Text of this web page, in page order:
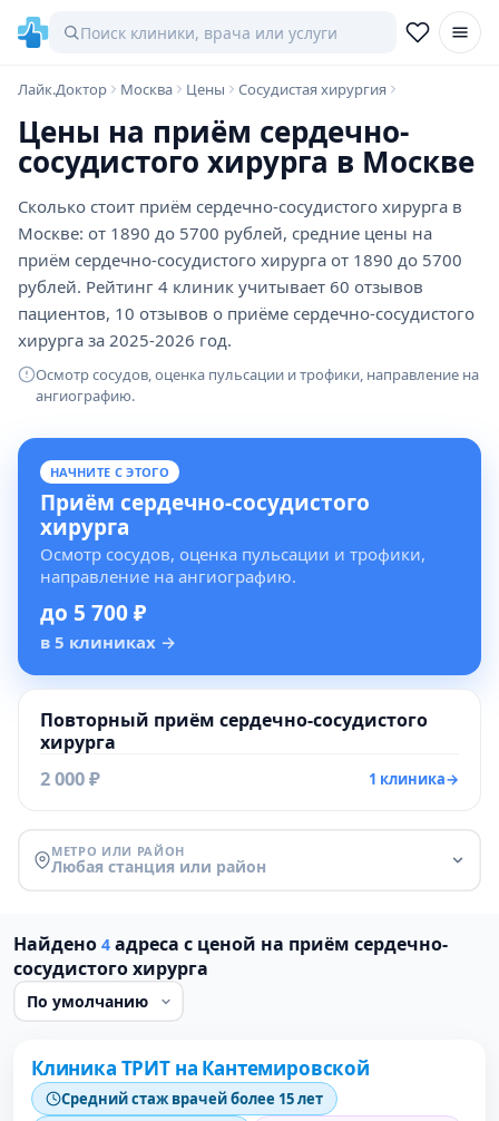
Лайк.Доктор Москва Цены Сосудистая хирургия
Цены на приём сердечно-
сосудистого хирурга в Москве
Сколько стоит приём сердечно-сосудистого хирурга в
Москве: от 1890 до 5700 рублей, средние цены на
приём сердечно-сосудистого хирурга от 1890 до 5700
рублей. Рейтинг 4 клиник учитывает 60 отзывов
пациентов, 10 отзывов о приёме сердечно-сосудистого
хирурга за 2025-2026 год.
Осмотр сосудов, оценка пульсации и трофики, направление на
ангиографию.
НАЧНИТЕ С ЭТОГО
Приём сердечно-сосудистого
хирурга
Осмотр сосудов, оценка пульсации и трофики,
направление на ангиографию.
до 5 700 ₽
в 5 клиниках →
Повторный приём сердечно-сосудистого
хирурга
2 000 ₽ 1 клиника→
МЕТРО ИЛИ РАЙОН
Любая станция или район
Найдено 4 адреса с ценой на приём сердечно-
сосудистого хирурга
Проверено давно
Клиника ТРИТ на Кантемировской
Средний стаж врачей более 15 лет